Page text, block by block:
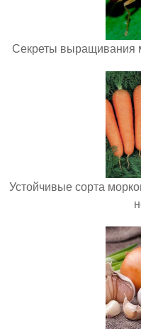
Секреты выращивания
Устойчивые сорта